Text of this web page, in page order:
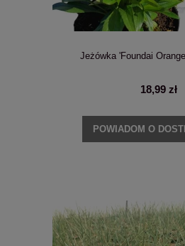
Jeżówka 'Foundai
18,99 zł
POWIADOM O